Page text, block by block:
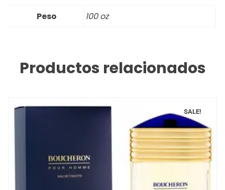
Peso 100 oz
Productos relacionados
SALE!